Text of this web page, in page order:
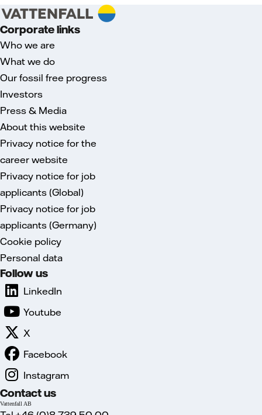
Corporate links
Who we are
What we do
Our fossil free progress
Investors
Press & Media
About this website
Privacy notice for the
career website
Privacy notice for job
applicants (Global)
Privacy notice for job
applicants (Germany)
Cookie policy
Personal data
Follow us
LinkedIn
Youtube
X
Facebook
Instagram
Contact us
Vattenfall AB